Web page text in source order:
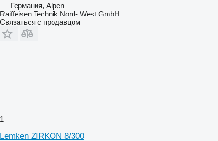
Германия, Alpen
Raiffeisen Technik Nord- West GmbH
Связаться с продавцом
1
Lemken ZIRKON 8/300